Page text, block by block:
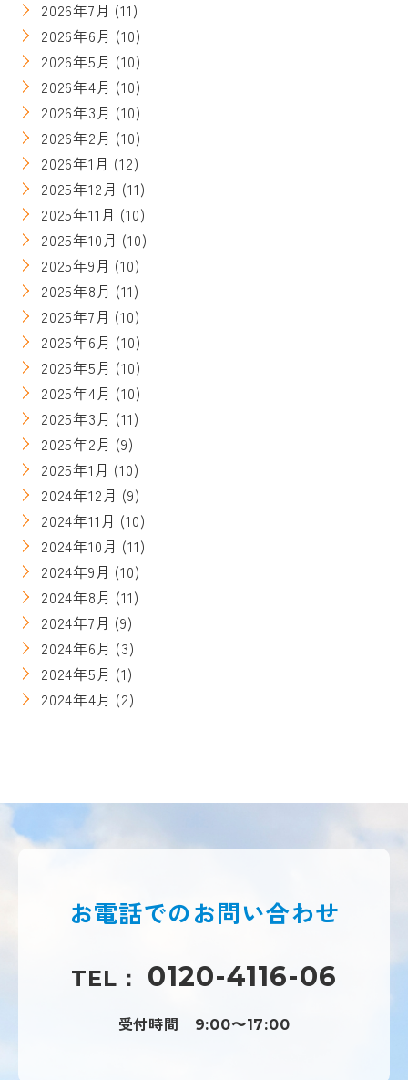
2026年7月 (11)
2026年6月 (10)
2026年5月 (10)
2026年4月 (10)
2026年3月 (10)
2026年2月 (10)
2026年1月 (12)
2025年12月 (11)
2025年11月 (10)
2025年10月 (10)
2025年9月 (10)
2025年8月 (11)
2025年7月 (10)
2025年6月 (10)
2025年5月 (10)
2025年4月 (10)
2025年3月 (11)
2025年2月 (9)
2025年1月 (10)
2024年12月 (9)
2024年11月 (10)
2024年10月 (11)
2024年9月 (10)
2024年8月 (11)
2024年7月 (9)
2024年6月 (3)
2024年5月 (1)
2024年4月 (2)
お電話でのお問い合わせ
TEL： 0120-4116-06
受付時間 9:00〜17:00